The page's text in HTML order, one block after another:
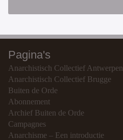
Pagina's
Anarchistisch Collectief Antwerpen
Anarchistisch Collectief Brugge
Buiten de Orde
Abonnement
Archief Buiten de Orde
Campagnes
Anarchisme – Een introductie